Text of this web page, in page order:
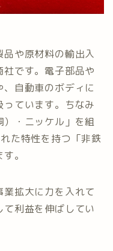
品や原材料の輸出入
です。電子部品や
自動車のボディに
ています。ちなみ
・ニッケル」を組
た特性を持つ「非鉄
。
拡大に力を入れて
利益を伸ばしてい